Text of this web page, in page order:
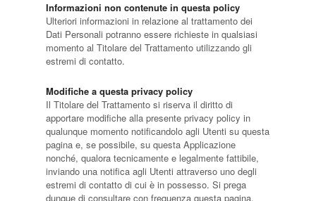
Informazioni non contenute in questa policy
Ulteriori informazioni in relazione al trattamento dei
Dati Personali potranno essere richieste in qualsiasi
momento al Titolare del Trattamento utilizzando gli
estremi di contatto.
Modifiche a questa privacy policy
Il Titolare del Trattamento si riserva il diritto di
apportare modifiche alla presente privacy policy in
qualunque momento notificandolo agli Utenti su questa
pagina e, se possibile, su questa Applicazione
nonché, qualora tecnicamente e legalmente fattibile,
inviando una notifica agli Utenti attraverso uno degli
estremi di contatto di cui è in possesso. Si prega
dunque di consultare con frequenza questa pagina,